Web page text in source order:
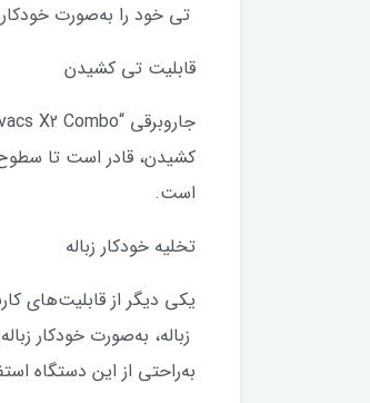
تی خود را به‌صورت
قابلیت تی کشیدن
کشیدن، قادر است تا
است.
تخلیه خودکار زباله
زباله، به‌صورت خودکار
به‌راحتی از این دستگاه